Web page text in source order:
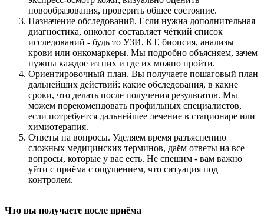
новообразования, проверить общее состояние.
Назначение обследований. Если нужна дополнительная
диагностика, онколог составляет чёткий список
исследований - будь то УЗИ, КТ, биопсия, анализы
крови или онкомаркеры. Мы подробно объясняем, зачем
нужны каждое из них и где их можно пройти.
Ориентировочный план. Вы получаете пошаговый план
дальнейших действий: какие обследования, в какие
сроки, что делать после получения результатов. Мы
можем порекомендовать профильных специалистов,
если потребуется дальнейшее лечение в стационаре или
химиотерапия.
Ответы на вопросы. Уделяем время разъяснению
сложных медицинских терминов, даём ответы на все
вопросы, которые у вас есть. Не спешим - вам важно
уйти с приёма с ощущением, что ситуация под
контролем.
Что вы получаете после приёма